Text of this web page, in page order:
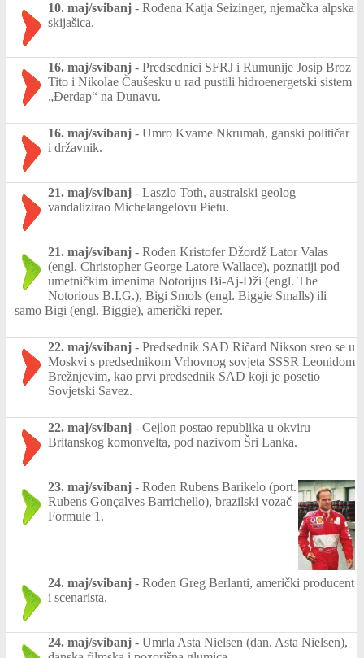
10. maj/svibanj - Rođena Katja Seizinger, njemačka alpska
skijašica.
16. maj/svibanj - Predsednici SFRJ i Rumunije Josip Broz
Tito i Nikolae Čaušesku u rad pustili hidroenergetski sistem
„Đerdap“ na Dunavu.
16. maj/svibanj - Umro Kvame Nkrumah, ganski političar
i državnik.
21. maj/svibanj - Laszlo Toth, australski geolog
vandalizirao Michelangelovu Pietu.
21. maj/svibanj - Rođen Kristofer Džordž Lator Valas
(engl. Christopher George Latore Wallace), poznatiji pod
umetničkim imenima Notorijus Bi-Aj-Dži (engl. The
Notorious B.I.G.), Bigi Smols (engl. Biggie Smalls) ili
samo Bigi (engl. Biggie), američki reper.
22. maj/svibanj - Predsednik SAD Ričard Nikson sreo se u
Moskvi s predsednikom Vrhovnog sovjeta SSSR Leonidom
Brežnjevim, kao prvi predsednik SAD koji je posetio
Sovjetski Savez.
22. maj/svibanj - Cejlon postao republika u okviru
Britanskog komonvelta, pod nazivom Šri Lanka.
23. maj/svibanj - Rođen Rubens Barikelo (port.
Rubens Gonçalves Barrichello), brazilski vozač
Formule 1.
24. maj/svibanj - Rođen Greg Berlanti, američki producent
i scenarista.
24. maj/svibanj - Umrla Asta Nielsen (dan. Asta Nielsen),